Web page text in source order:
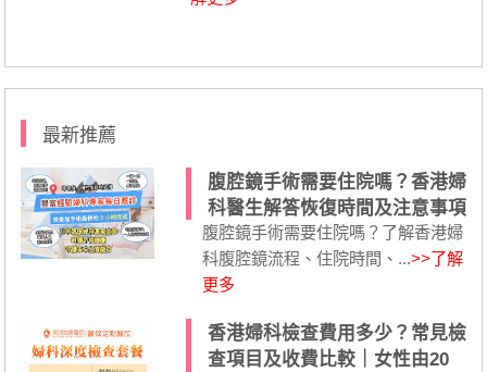
最新推薦
腹腔鏡手術需要住院嗎？香港婦
科醫生解答恢復時間及注意事項
腹腔鏡手術需要住院嗎？了解香港婦
科腹腔鏡流程、住院時間、...>>了解
更多
香港婦科檢查費用多少？常見檢
查項目及收費比較｜女性由20